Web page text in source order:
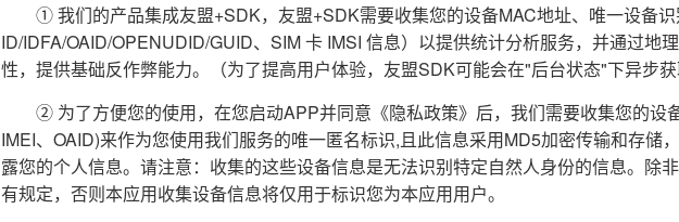
① 我们的产品集成友盟+SDK，友盟+SDK需要收集您的设备MAC地址、唯一设备
ID/IDFA/OAID/OPENUDID/GUID、SIM 卡 IMSI 信息）以提供统计分析服务，并通过地
性，提供基础反作弊能力。（为了提高用户体验，友盟SDK可能会在"后台状态"下异步
② 为了方便您的使用，在您启动APP并同意《隐私政策》后，我们需要收集您的设
IMEI、OAID)来作为您使用我们服务的唯一匿名标识,且此信息采用MD5加密传输和存储
露您的个人信息。请注意：收集的这些设备信息是无法识别特定自然人身份的信息。除
有规定，否则本应用收集设备信息将仅用于标识您为本应用用户。